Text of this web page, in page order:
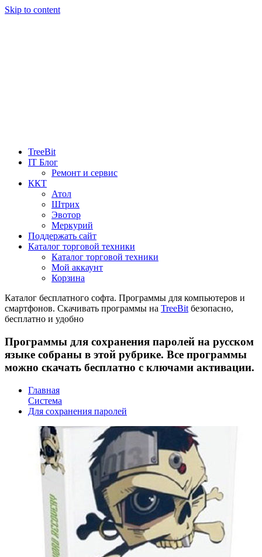
Skip to content
TreeBit
IT Блог
Ремонт и сервис
ККТ
Атол
Штрих
Эвотор
Меркурий
Поддержать сайт
Каталог торговой техники
Каталог торговой техники
Мой аккаунт
Корзина
Каталог бесплатного софта. Программы для компьютеров и
смартфонов. Скачивать программы на TreeBitбезопасно,
бесплатно и удобно
Программы для сохранения паролей на русском
языке собраны в этой рубрике. Все программы
можно скачать бесплатно с ключами активации.
Главная
Система
Для сохранения паролей